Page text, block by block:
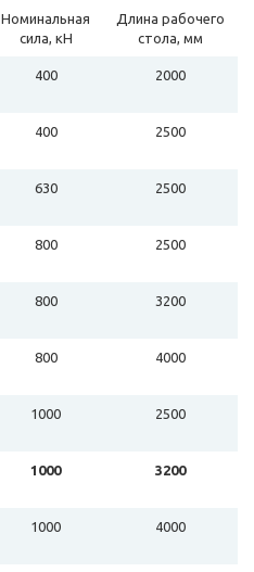
Номинальная
сила, кН
Длина рабочего
стола, мм
400 2000
400 2500
630 2500
800 2500
800 3200
800 4000
1000 2500
1000 3200
1000 4000